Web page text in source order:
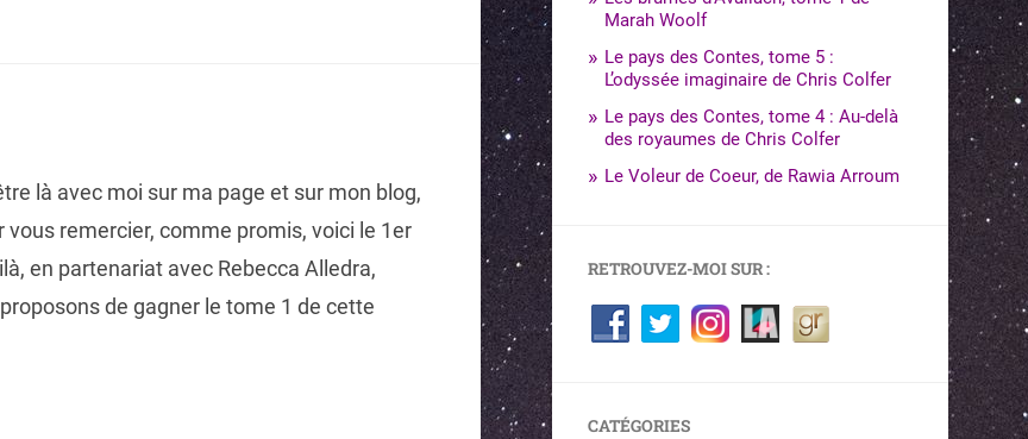
là avec moi sur ma page et sur mon blog,
remercier, comme promis, voici le 1er
en partenariat avec Rebecca Alledra,
de gagner le tome 1 de cette
Marah Woolf
Le pays des Contes, tome 5 :
L’odyssée imaginaire de Chris Colfer
Le pays des Contes, tome 4 : Au-delà
des royaumes de Chris Colfer
Le Voleur de Coeur, de Rawia Arroum
RETROUVEZ-MOI SUR :
CATÉGORIES